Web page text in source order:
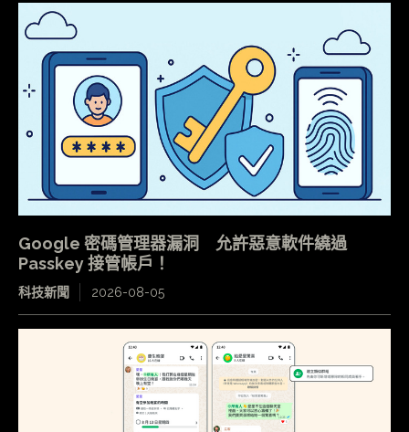
Google 密碼管理器漏洞 允許惡意軟件繞過
Passkey 接管帳戶！
科技新聞 2026-08-05